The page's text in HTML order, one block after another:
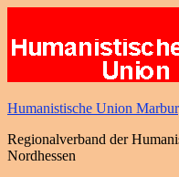
springen
Humanistische Union
Regionalverband der
Nordhessen